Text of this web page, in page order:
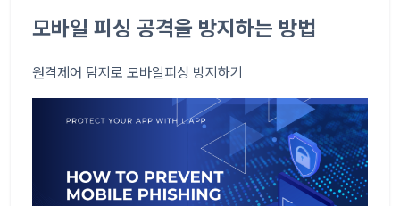
모바일 피싱 공격을 방지하는 방법
원격제어 탐지로 모바일피싱 방지하기